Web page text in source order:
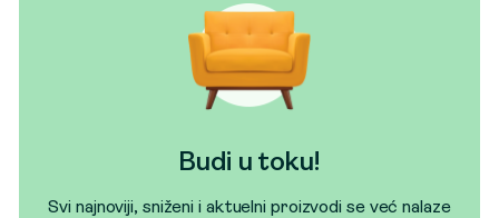
Budi u toku!
Svi najnoviji, sniženi i aktuelni proizvodi se već nalaze